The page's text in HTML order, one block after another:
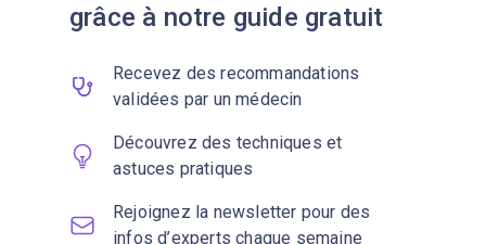
grâce à notre guide gratuit
Recevez des recommandations
validées par un médecin
Découvrez des techniques et
astuces pratiques
Rejoignez la newsletter pour des
infos d’experts chaque semaine